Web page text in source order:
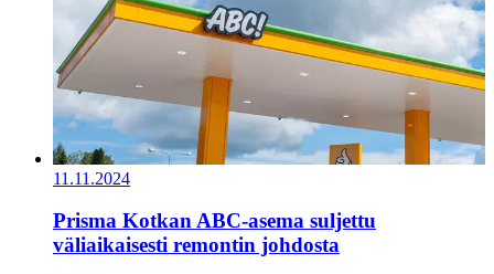
11.11.2024
Prisma Kotkan ABC-asema suljettu
väliaikaisesti remontin johdosta